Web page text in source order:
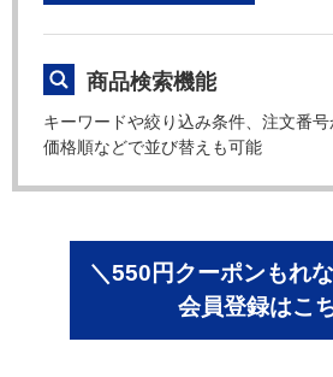
商品検索機能
キーワードや絞り込み条件、注文番号
価格順などで並び替えも可能
＼550円クーポンもれ
会員登録はこ